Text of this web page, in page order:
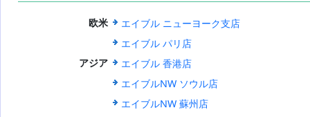
世界のエイブ
欧米
エイブル ニューヨーク支店
エイブル パリ店
アジア
エイブル 香港店
エイブルNW ソウル店
エイブルNW 蘇州店